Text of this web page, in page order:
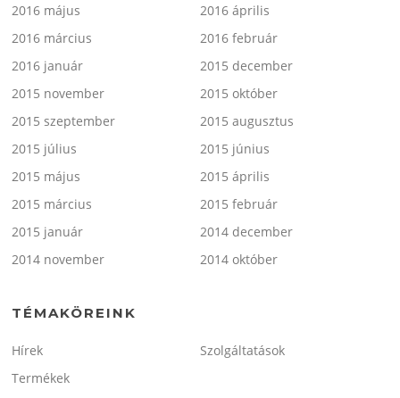
2016 május
2016 április
2016 március
2016 február
2016 január
2015 december
2015 november
2015 október
2015 szeptember
2015 augusztus
2015 július
2015 június
2015 május
2015 április
2015 március
2015 február
2015 január
2014 december
2014 november
2014 október
TÉMAKÖREINK
Hírek
Szolgáltatások
Termékek